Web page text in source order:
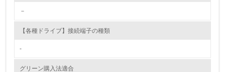
油、ガス）の使用量削減の取り組みを行っている
－
【各種ドライブ】接続端子の種類
-
グリーン購入法適合